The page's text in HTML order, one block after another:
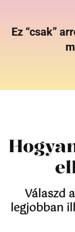
Ez “csak”
Válaszd
legjobban